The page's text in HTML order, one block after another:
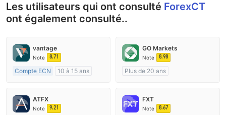
Les utilisateurs qui ont consulté ForexCT
ont également consulté..
vantage
Note 8.71
Compte ECN
10 à 15 ans
Market Making (MM)
Etiquette principale MT4
GO Markets
Note 8.98
Plus de 20 ans
Market Making (MM)
cTrader
ATFX
Note 9.21
FXT
Note 8.67